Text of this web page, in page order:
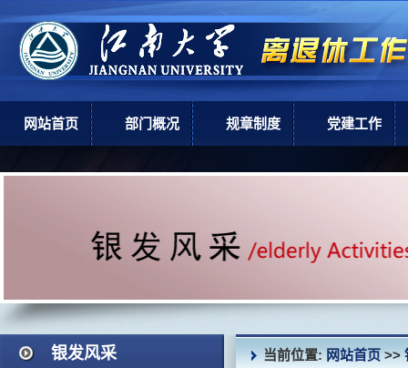
网站首页 部门概况
岗位职责
规章制度 党建工作
银发风采 当前位置:网站首页>>